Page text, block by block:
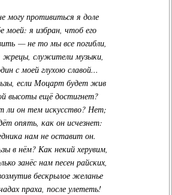
могу противиться я доле
моей: я избран, чтоб его
— не то мы все погибли,
служители музыки,
с моей глухою славой...
если Моцарт будет жив
высоты ещё достигнет?
ли он тем искусство? Нет;
опять, как он исчезнет:
нам не оставит он.
в нём? Как некий херувим,
занёс нам песен райских,
бескрылое желанье
праха, после улететь!